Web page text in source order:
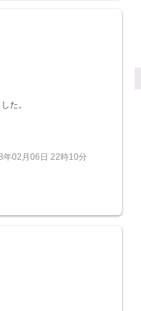
た。
年02月06日 22時10分